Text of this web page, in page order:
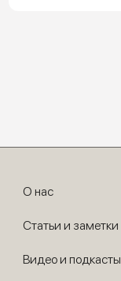
О нас
Статьи и заметки
Видео и подкасты